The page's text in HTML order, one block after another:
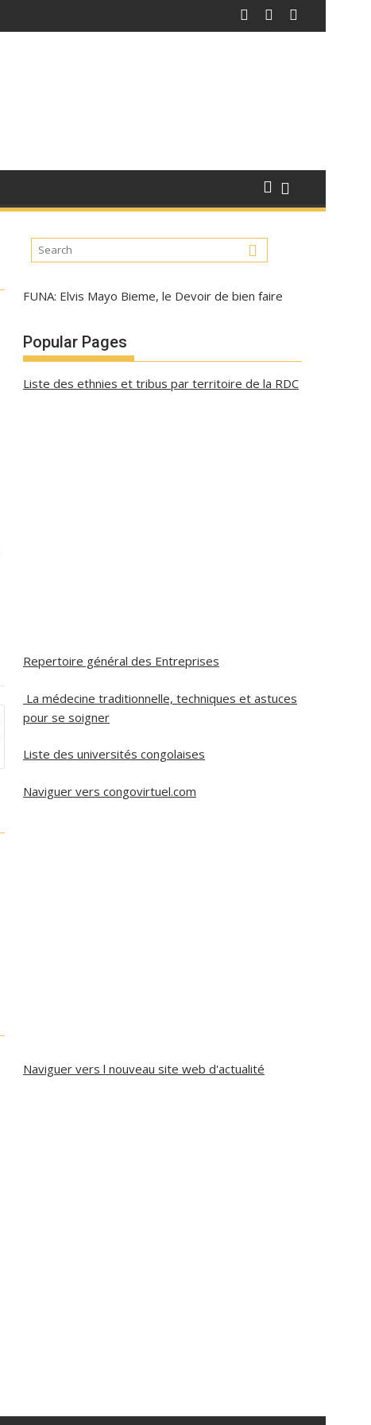
FUNA: Elvis Mayo Bieme, le Devoir de bien faire
Popular Pages
Liste des ethnies et tribus par territoire de la RDC
Repertoire général des Entreprises
La médecine traditionnelle, techniques et astuces
pour se soigner
Liste des universités congolaises
Naviguer vers congovirtuel.com
Naviguer vers l nouveau site web d'actualité